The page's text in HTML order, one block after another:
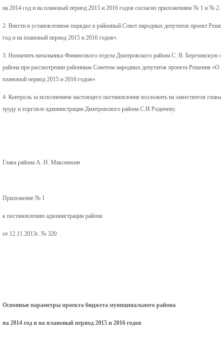
на 2014 год и на плановый период 2015 и 2016 годов согласно приложениям № 1 и № 2.
2. Внести в установленном порядке в районный Совет народных депутатов проект
год и на плановый период 2015 и 2016 годов».
3. Назначить начальника Финансового отдела Дмитровского района С. В.
района при рассмотрении районным Советом народных депутатов проекта Решения
плановый период 2015 и 2016 годов».
4. Контроль за исполнением настоящего постановления возложить на заместителя
труду и торговле администрации Дмитровского района С.И.Родичеву.
Глава района А. Н. Максимкин
Приложение № 1
к постановлению администрации района
от 12.11.2013г. № 320
Основные параметры проекта бюджета муниципального района
на 2014 год и на плановый период 2015 и 2016 годов